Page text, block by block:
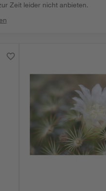
Zeit leider nicht anbieten.